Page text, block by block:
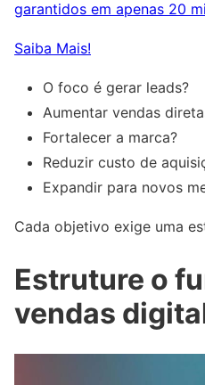
garantidos em apenas 20
Saiba Mais!
O foco é gerar leads?
Aumentar vendas
Fortalecer a marca?
Reduzir custo de
Expandir para novos
Cada objetivo exige uma
Estruture o
vendas